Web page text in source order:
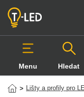
Menu Hledat
Hledat v produktech
> Lišty a profily pro